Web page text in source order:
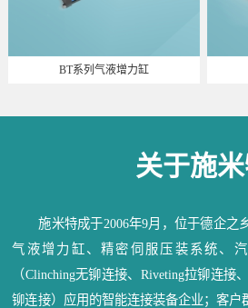
BT系列气液增力缸
关于施
施米特成于2006年9月，位于德企之
气液增力缸、精密伺服压装系统、
（Clinching无铆连接、Riveting拉铆连接
铆连接）应用的智能连接装备企业；客户